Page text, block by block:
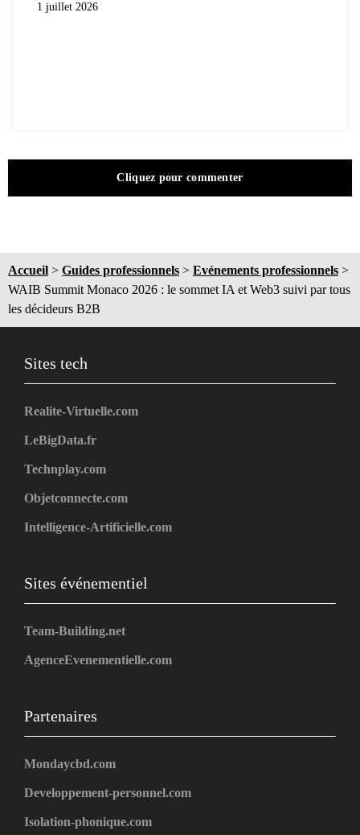
1 juillet 2026
Cliquez pour commenter
Accueil > Guides professionnels > Evénements professionnels >
WAIB Summit Monaco 2026 : le sommet IA et Web3 suivi par tous
les décideurs B2B
Sites tech
Realite-Virtuelle.com
LeBigData.fr
Technplay.com
Objetconnecte.com
Intelligence-Artificielle.com
Sites événementiel
Team-Building.net
AgenceEvenementielle.com
Partenaires
Mondaycbd.com
Developpement-personnel.com
Isolation-phonique.com